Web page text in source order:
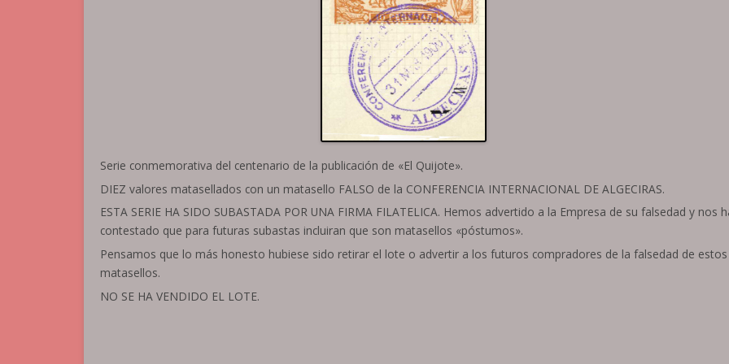
Serie conmemorativa del centenario de la publicación de «El Quijote».
DIEZ valores matasellados con un matasello FALSO de la CONFERENCIA INTERNACIONAL DE ALGECIRAS.
ESTA SERIE HA SIDO SUBASTADA POR UNA FIRMA FILATELICA. Hemos advertido a la Empresa de su falsedad y nos
contestado que para futuras subastas incluiran que son matasellos «póstumos».
Pensamos que lo más honesto hubiese sido retirar el lote o advertir a los futuros compradores de la falsedad de estos
matasellos.
NO SE HA VENDIDO EL LOTE.